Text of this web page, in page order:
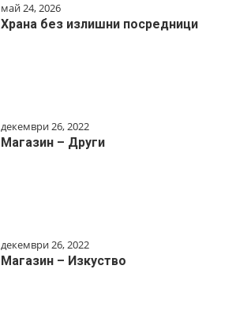
май 24, 2026
Храна без излишни посредници
декември 26, 2022
Магазин – Други
декември 26, 2022
Магазин – Изкуство